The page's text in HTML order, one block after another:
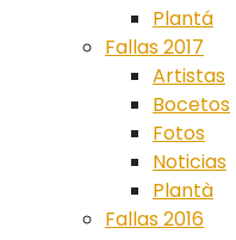
Plantá
Fallas 2017
Artistas
Bocetos
Fotos
Noticias
Plantà
Fallas 2016